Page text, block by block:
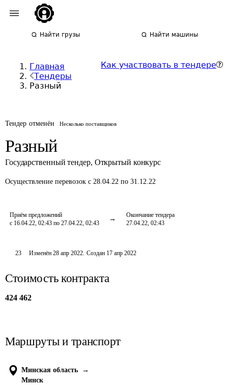
Найти грузы Найти машины
Главная
Тендеры
Разный
Как участвовать в тендере
Тендер отменён Несколько поставщиков
Разный
Государственный тендер, Открытый конкурс
Осуществление перевозок с 28.04.22 по 31.12.22
Приём предложений
с 16.04.22, 02:43 по 27.04.22, 02:43
Окончание тендера
27.04.22, 02:43
23 Изменён28 апр 2022. Создан 17 апр 2022
Стоимость контракта
424 462
Маршруты и транспорт
Минская область
→
Минск